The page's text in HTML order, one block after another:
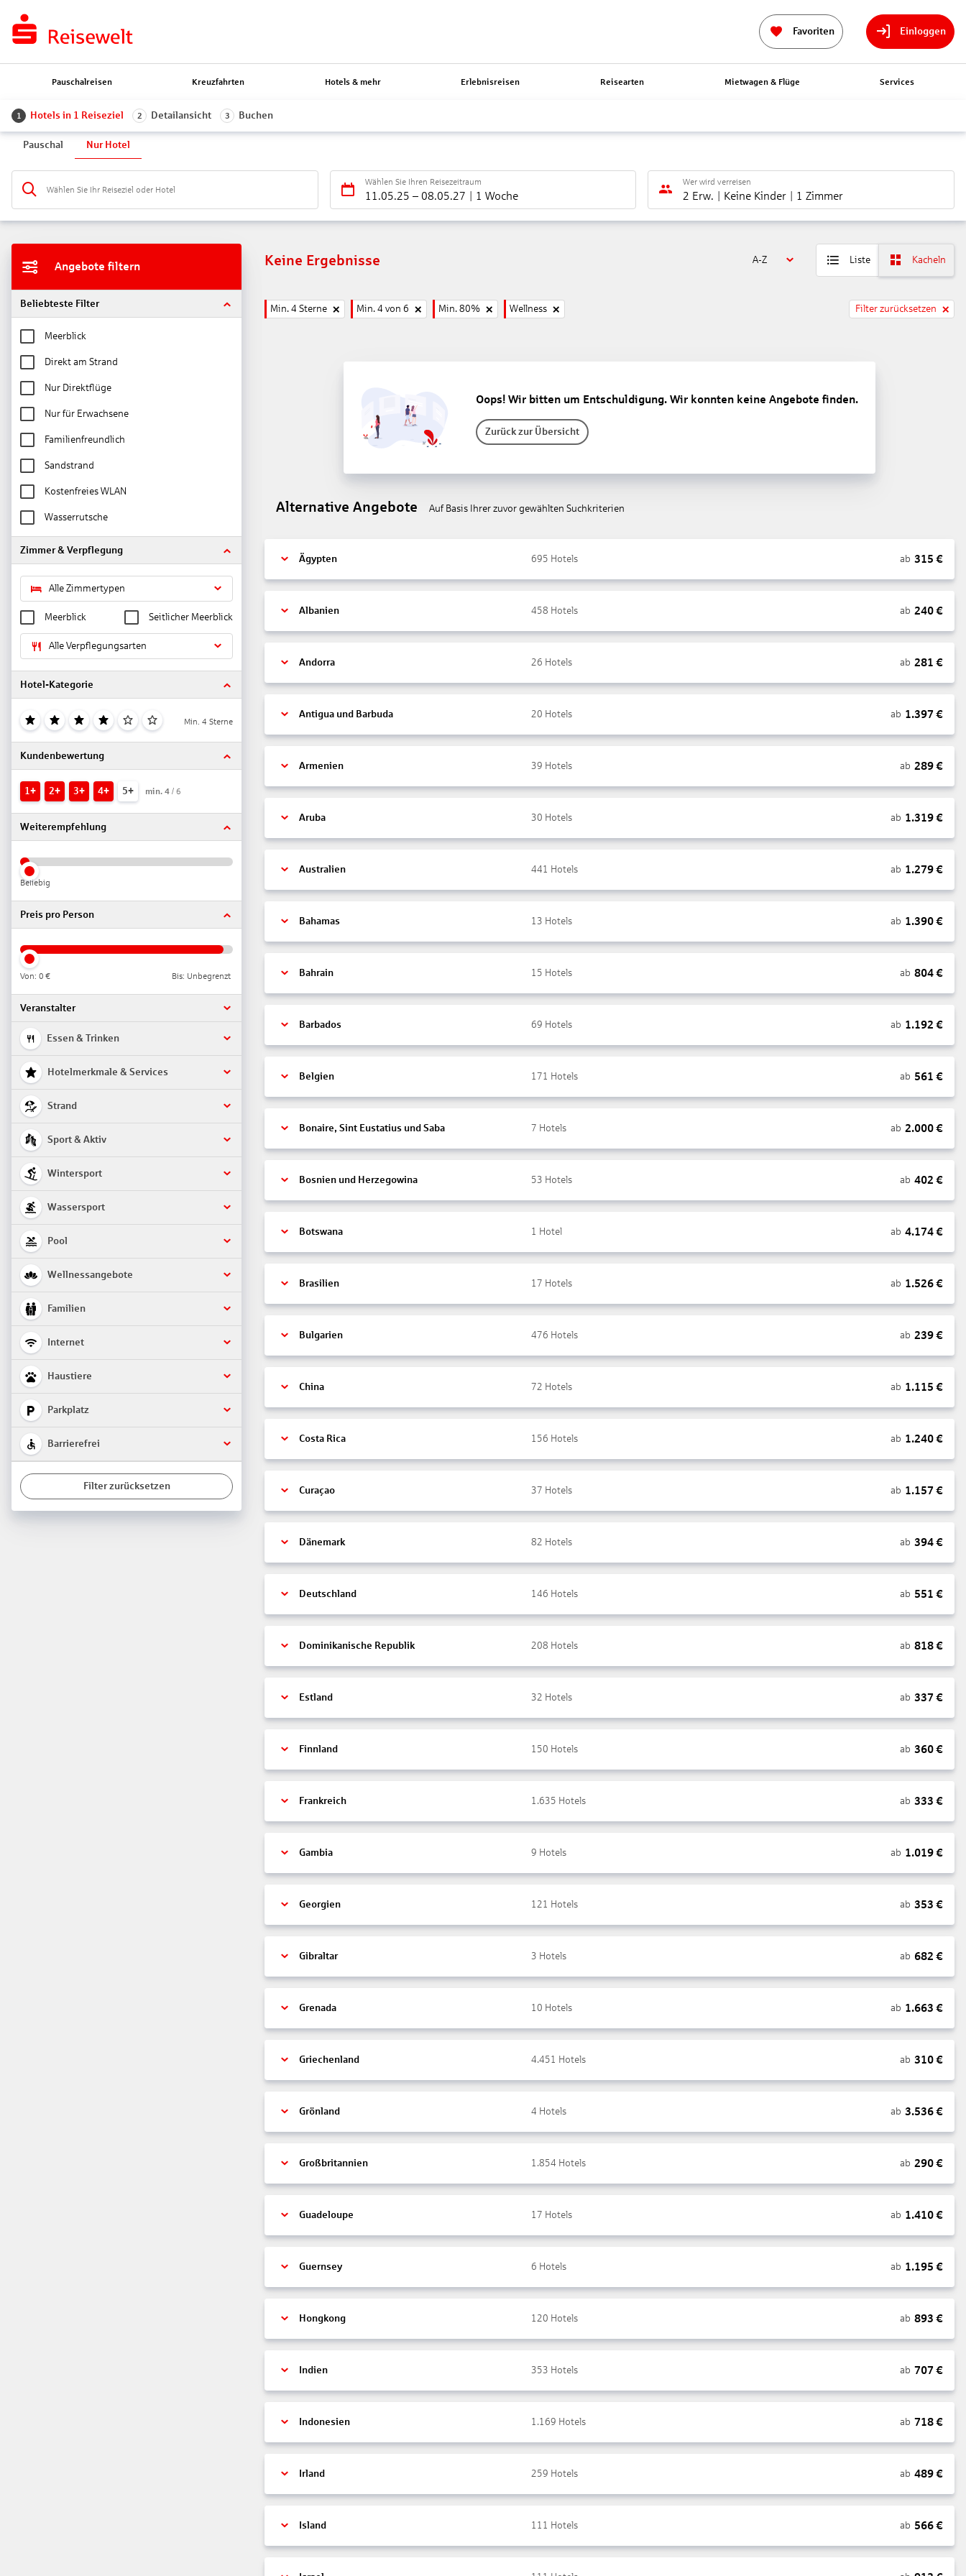
Favoriten Einloggen
Pauschalreisen Kreuzfahrten Hotels & mehr Erlebnisreisen Reisearten Mietwagen & Flüge Services
1 Hotels in 1 Reiseziel 2 Detailansicht 3 Buchen
Pauschal Nur Hotel
Wählen Sie Ihr Reiseziel oder Hotel
Wählen Sie Ihren Reisezeitraum
11.05.25 – 08.05.27 1 Woche
Wer wird verreisen
2 Erw. Keine Kinder 1 Zimmer
Angebote filtern
Beliebteste Filter
Meerblick
Direkt am Strand
Nur Direktflüge
Nur für Erwachsene
Familienfreundlich
Sandstrand
Kostenfreies WLAN
Wasserrutsche
Zimmer & Verpflegung
Alle Zimmertypen
Meerblick Seitlicher Meerblick
Alle Verpflegungsarten
Hotel-Kategorie
Min. 4 Sterne
Kundenbewertung
1+ 2+ 3+ 4+ 5+ min. 4 / 6
Weiterempfehlung
Beliebig
Preis pro Person
Von: 0 € Bis: Unbegrenzt
Veranstalter
Essen & Trinken
Hotelmerkmale & Services
Strand
Sport & Aktiv
Wintersport
Wassersport
Pool
Wellnessangebote
Familien
Internet
Haustiere
Parkplatz
Barrierefrei
Filter zurücksetzen
Keine Ergebnisse A-Z Liste Kacheln
Min. 4 Sterne Min. 4 von 6 Min. 80% Wellness Filter zurücksetzen
Oops! Wir bitten um Entschuldigung. Wir konnten keine Angebote finden.
Zurück zur Übersicht
Alternative Angebote Auf Basis Ihrer zuvor gewählten Suchkriterien
Ägypten 695 Hotels ab 315 €
Albanien 458 Hotels ab 240€
Andorra 26 Hotels ab 281 €
Antigua und Barbuda 20 Hotels ab 1.397 €
Armenien 39 Hotels ab 289€
Aruba 30 Hotels ab 1.319€
Australien 441 Hotels ab 1.279€
Bahamas 13 Hotels ab 1.390€
Bahrain 15 Hotels ab 804€
Barbados 69 Hotels ab 1.192 €
Belgien 171 Hotels ab 561 €
Bonaire, Sint Eustatius und Saba 7 Hotels ab 2.000€
Bosnien und Herzegowina 53 Hotels ab 402 €
Botswana 1 Hotel ab 4.174€
Brasilien 17 Hotels ab 1.526€
Bulgarien 476 Hotels ab 239€
China 72 Hotels ab 1.115 €
Costa Rica 156 Hotels ab 1.240€
Curaçao 37 Hotels ab 1.157 €
Dänemark 82 Hotels ab 394€
Deutschland 146 Hotels ab 551 €
Dominikanische Republik 208 Hotels ab 818€
Estland 32 Hotels ab 337 €
Finnland 150 Hotels ab 360€
Frankreich 1.635 Hotels ab 333 €
Gambia 9 Hotels ab 1.019€
Georgien 121 Hotels ab 353 €
Gibraltar 3 Hotels ab 682 €
Grenada 10 Hotels ab 1.663 €
Griechenland 4.451 Hotels ab 310€
Grönland 4 Hotels ab 3.536€
Großbritannien 1.854 Hotels ab 290€
Guadeloupe 17 Hotels ab 1.410€
Guernsey 6 Hotels ab 1.195 €
Hongkong 120 Hotels ab 893 €
Indien 353 Hotels ab 707 €
Indonesien 1.169 Hotels ab 718€
Irland 259 Hotels ab 489€
Island 111 Hotels ab 566€